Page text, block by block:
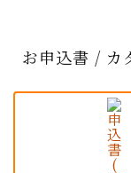
お申込書 / カ